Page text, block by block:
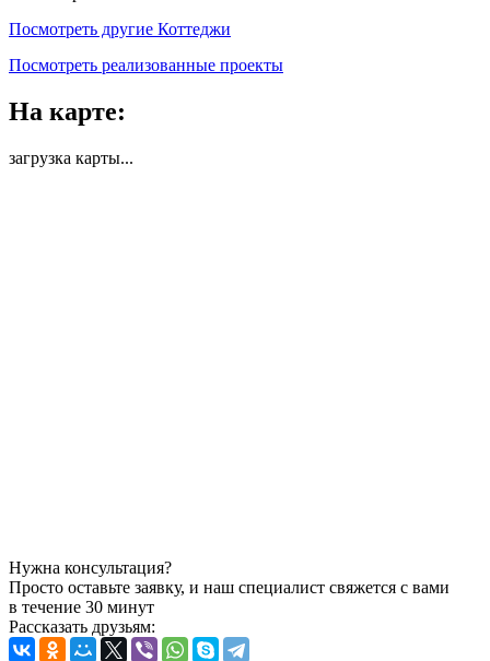
Посмотреть другие Коттеджи
Посмотреть реализованные проекты
На карте:
загрузка карты...
Нужна консультация?
Просто оставьте заявку, и наш специалист свяжется с вами
в течение 30 минут
Рассказать друзьям: